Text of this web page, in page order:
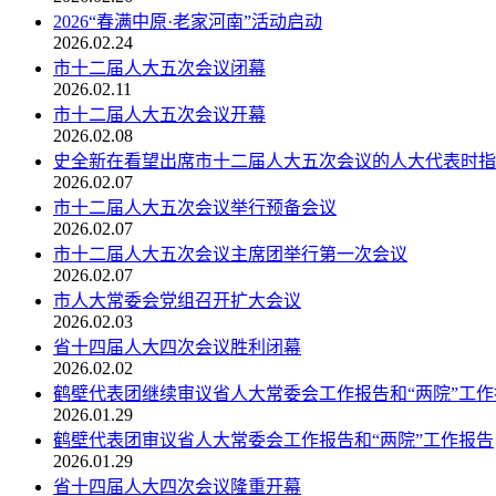
2026“春满中原·老家河南”活动启动
2026.02.24
市十二届人大五次会议闭幕
2026.02.11
市十二届人大五次会议开幕
2026.02.08
史全新在看望出席市十二届人大五次会议的人大代表时
2026.02.07
市十二届人大五次会议举行预备会议
2026.02.07
市十二届人大五次会议主席团举行第一次会议
2026.02.07
市人大常委会党组召开扩大会议
2026.02.03
省十四届人大四次会议胜利闭幕
2026.02.02
鹤壁代表团继续审议省人大常委会工作报告和“两院”工
2026.01.29
鹤壁代表团审议省人大常委会工作报告和“两院”工作报告
2026.01.29
省十四届人大四次会议隆重开幕